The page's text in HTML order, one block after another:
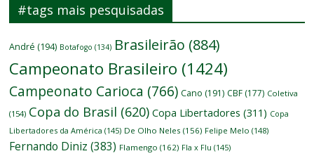
#tags mais pesquisadas
André (194) Botafogo (134) Brasileirão (884)
Campeonato Brasileiro (1424)
Campeonato Carioca (766) Cano (191) CBF (177) Coletiva
(154) Copa do Brasil (620) Copa Libertadores (311) Copa
Libertadores da América (145) De Olho Neles (156) Felipe Melo (148)
Fernando Diniz (383) Flamengo (162) Fla x Flu (145)